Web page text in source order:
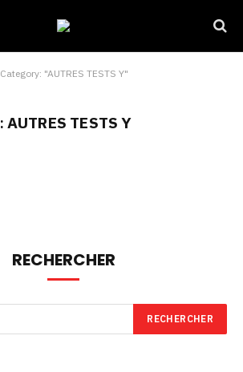
Category: "AUTRES TESTS Y"
AUTRES TESTS Y
RECHERCHER